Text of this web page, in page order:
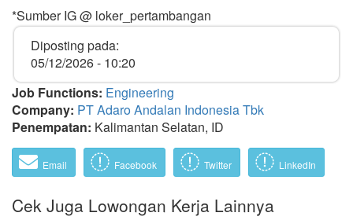
*Sumber IG @ loker_pertambangan
Diposting pada:
05/12/2026 - 10:20
Job Functions: Engineering
Company: PT Adaro Andalan Indonesia Tbk
Penempatan: Kalimantan Selatan, ID
Email Facebook Twitter LinkedIn
Cek Juga Lowongan Kerja Lainnya